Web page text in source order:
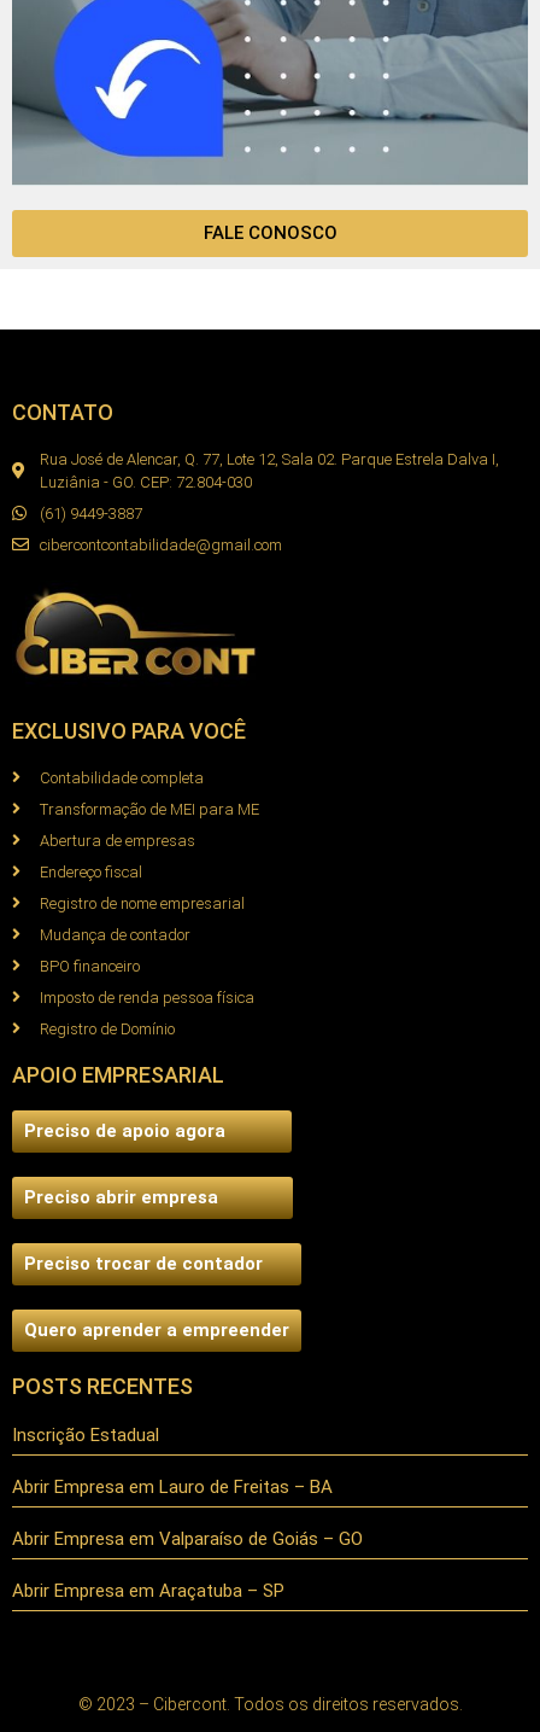
FALE CONOSCO
CONTATO
Rua José de Alencar, Q. 77, Lote 12, Sala 02. Parque Estrela Dalva I,
Luziânia - GO. CEP: 72.804-030
(61) 9449-3887
cibercontcontabilidade@gmail.com
EXCLUSIVO PARA VOCÊ
Contabilidade completa
Transformação de MEI para ME
Abertura de empresas
Endereço fiscal
Registro de nome empresarial
Mudança de contador
BPO financeiro
Imposto de renda pessoa física
Registro de Domínio
APOIO EMPRESARIAL
Preciso de apoio agora
Preciso abrir empresa
Preciso trocar de contador
Quero aprender a empreender
POSTS RECENTES
Inscrição Estadual
Abrir Empresa em Lauro de Freitas – BA
Abrir Empresa em Valparaíso de Goiás – GO
Abrir Empresa em Araçatuba – SP
© 2023 – Cibercont. Todos os direitos reservados.